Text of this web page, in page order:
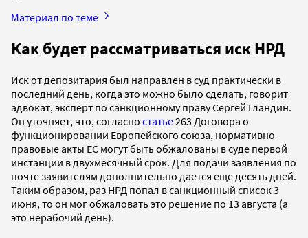
Материал по теме
Как будет рассматриваться иск НРД
Иск от депозитария был направлен в суд практически в
последний день, когда это можно было сделать, говорит
адвокат, эксперт по санкционному праву Сергей Гландин.
Он уточняет, что, согласно статье263 Договора о
функционировании Европейского союза, нормативно-
правовые акты ЕС могут быть обжалованы в суде первой
инстанции в двухмесячный срок. Для подачи заявления по
почте заявителям дополнительно дается еще десять дней.
Таким образом, раз НРД попал в санкционный список 3
июня, то он мог обжаловать это решение по 13 августа (а
это нерабочий день).